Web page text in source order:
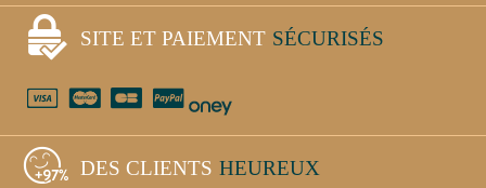
SITE ET PAIEMENT SÉCURISÉS
DES CLIENTS HEUREUX